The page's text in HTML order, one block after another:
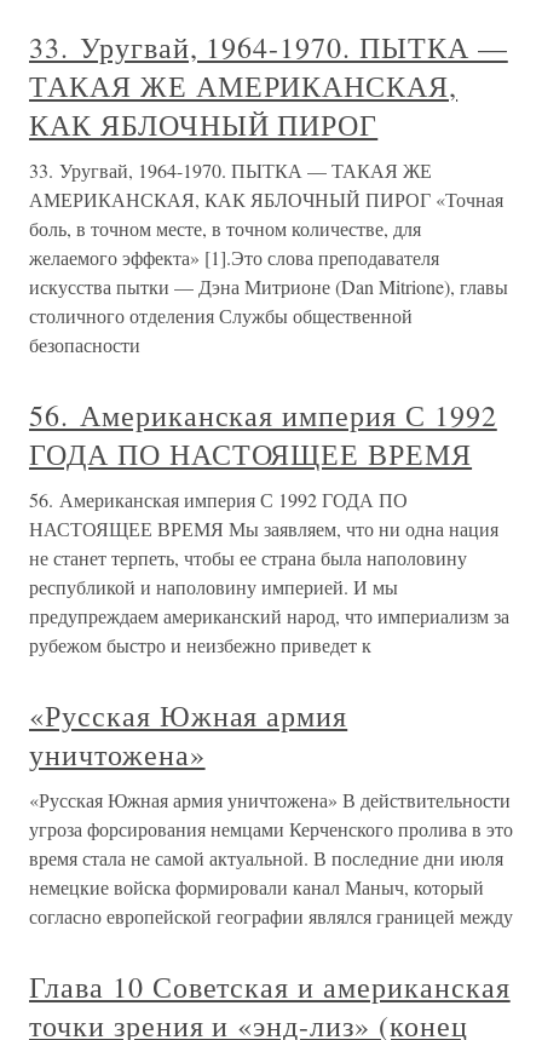
33. Уругвай, 1964-1970. ПЫТКА —
ТАКАЯ ЖЕ АМЕРИКАНСКАЯ,
КАК ЯБЛОЧНЫЙ ПИРОГ
33. Уругвай, 1964-1970. ПЫТКА — ТАКАЯ ЖЕ
АМЕРИКАНСКАЯ, КАК ЯБЛОЧНЫЙ ПИРОГ «Точная
боль, в точном месте, в точном количестве, для
желаемого эффекта» [1].Это слова преподавателя
искусства пытки — Дэна Митрионе (Dan Mitrione), главы
столичного отделения Службы общественной
безопасности
56. Американская империя С 1992
ГОДА ПО НАСТОЯЩЕЕ ВРЕМЯ
56. Американская империя С 1992 ГОДА ПО
НАСТОЯЩЕЕ ВРЕМЯ Мы заявляем, что ни одна нация
не станет терпеть, чтобы ее страна была наполовину
республикой и наполовину империей. И мы
предупреждаем американский народ, что империализм за
рубежом быстро и неизбежно приведет к
«Русская Южная армия
уничтожена»
«Русская Южная армия уничтожена» В действительности
угроза форсирования немцами Керченского пролива в это
время стала не самой актуальной. В последние дни июля
немецкие войска формировали канал Маныч, который
согласно европейской географии являлся границей между
Глава 10 Советская и американская
точки зрения и «энд-лиз» (конец